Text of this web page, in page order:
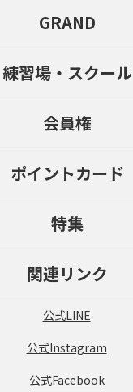
GRAND
練習場・スクール
会員権
ポイントカード
特集
関連リンク
公式LINE
公式Instagram
公式Facebook